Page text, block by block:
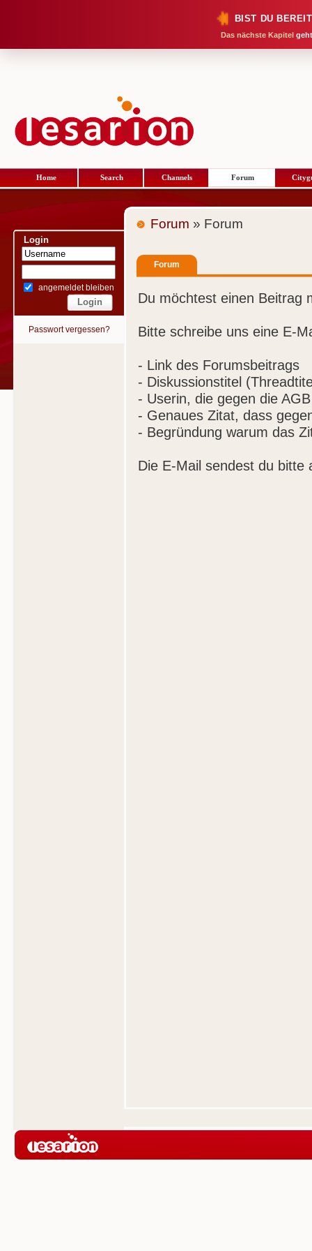
BIST DU
Das nächste Kapitel
Home Search Channels Forum
Login
angemeldet bleiben
Passwort vergessen?
Forum » Forum
Forum
Du möchtest einen Beitrag
Bitte schreibe uns eine E-
- Link des Forumsbeitrags
- Diskussionstitel
- Userin, die gegen die
- Genaues Zitat, dass
- Begründung warum das
Die E-Mail sendest du bitte